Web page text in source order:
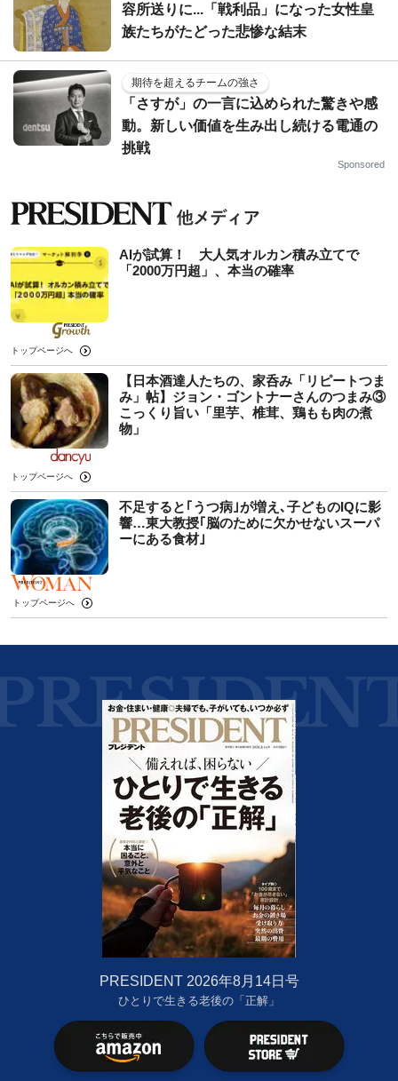
容所送りに...「戦利品」になった女性皇
族たちがたどった悲惨な結末
期待を超えるチームの強さ
「さすが」の一言に込められた驚きや感
動。新しい価値を生み出し続ける電通の
挑戦
Sponsored
AIが試算！ 大人気オルカン積み立てで
「2000万円超」、本当の確率
トップページへ
【日本酒達人たちの、家呑み「リピートつま
み」帖】ジョン・ゴントナーさんのつまみ③
こっくり旨い「里芋、椎茸、鶏もも肉の煮
物」
トップページへ
不足すると｢うつ病｣が増え､子どものIQに影
響…東大教授｢脳のために欠かせないスーパ
ーにある食材｣
トップページへ
PRESIDENT 2026年8月14日号
ひとりで生きる老後の「正解」